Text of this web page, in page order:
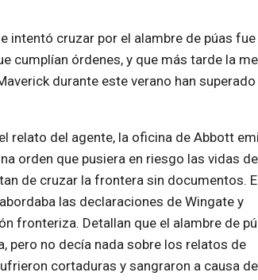
intentó cruzar por el alambre de púas fue
cumplían órdenes, y que más tarde la
durante este verano han
relato del agente, la oficina de Abbott
orden que pusiera en riesgo las vidas de
de cruzar la frontera sin documentos.
las declaraciones de Wingate y
fronteriza. Detallan que el alambre de
pero no decía nada sobre los relatos de
cortaduras y sangraron a causa